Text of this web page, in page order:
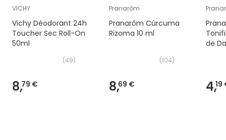
VICHY
Vichy Déodorant 24h
Toucher Sec Roll-On
50ml
(49)
8,79 €
Pranarôm
Pranarôm Cúrcuma
Rizoma 10 ml
(104)
8,69 €
de
4,19